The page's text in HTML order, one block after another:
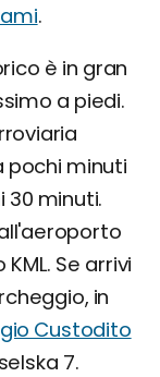
.
è in gran
a piedi.
pochi minuti
30 minuti.
Se arrivi
in
Custodito
7.